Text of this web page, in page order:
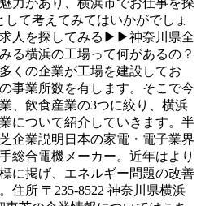
力があり、横浜市でお仕事を探
て考えてみてはいかがでしょ
人を探してみる▶▶神奈川県全
る横浜の工場って何があるの？
くの企業が工場を建設してお
事業所数を有します。そこで今
、飲食産業の3つに絞り、横浜
について紹介していきます。半
企業説明日本の家電・電子業界
総合電機メーカー。近年はより
に掲げ、エネルギー問題の改善
住所 〒235-8522 神奈川県横浜